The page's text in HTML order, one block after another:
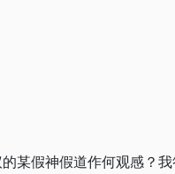
某假神假道作何观感？我